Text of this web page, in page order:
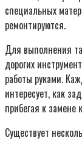
специальных
ремонтируются.
Для выполнения
дорогих
работы руками.
интересует, как
прибегая к замене
Существует